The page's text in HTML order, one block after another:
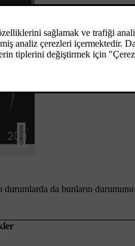
da bunların